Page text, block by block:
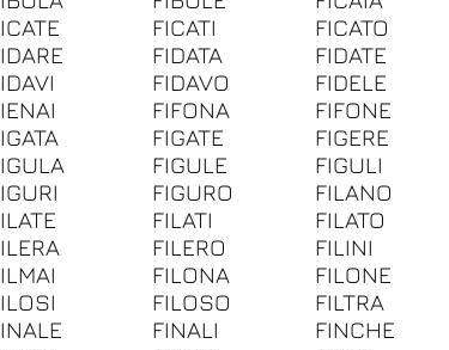
FICATI FICATO
FIDATA FIDATE
FIDAVO FIDELE
FIFONA FIFONE
FIGATE FIGERE
FIGULE FIGULI
FIGURO FILANO
FILATI FILATO
FILERO FILINI
FILONA FILONE
FILOSO FILTRA
FINALI FINCHE